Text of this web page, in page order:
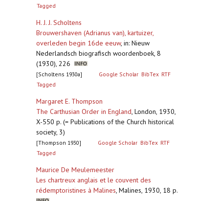
Tagged
H. J. J. Scholtens
Brouwershaven (Adrianus van), kartuizer,
overleden begin 16de eeuw, in: Nieuw
Nederlandsch biografisch woordenboek, 8
(1930), 226
[Scholtens 1930a] Google Scholar BibTex RTF
Tagged
Margaret E. Thompson
The Carthusian Order in England, London, 1930,
X-550 p. (= Publications of the Church historical
society, 3)
[Thompson 1930] Google Scholar BibTex RTF
Tagged
Maurice De Meulemeester
Les chartreux anglais et le couvent des
rédemptoristines à Malines, Malines, 1930, 18 p.